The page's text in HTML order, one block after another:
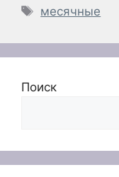
Метки
месячные
Поиск